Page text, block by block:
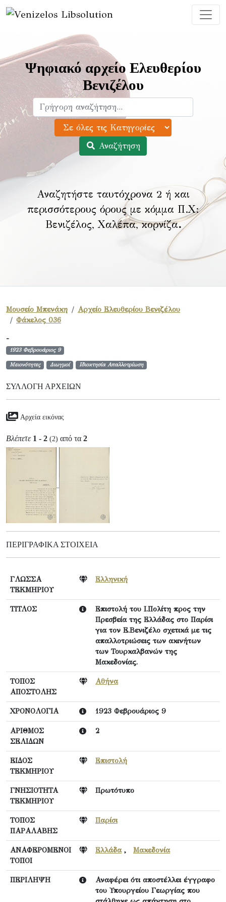
Ψηφιακό αρχείο Ελευθερίου
Βενιζέλου
Αναζήτηση
Αναζητήστε ταυτόχρονα 2 ή και
περισσότερους όρους με κόμμα Π.Χ:
Βενιζέλος, Χαλέπα, κορνίζα.
Μουσείο Μπενάκη
Αρχείο Ελευθερίου Βενιζέλου
Φάκελος 036
-
1923 Φεβρουάριος 9
Μειονότητες Διωγμοί Ιδιοκτησία Απαλλοτρίωση
ΣΥΛΛΟΓΉ ΑΡΧΕΊΩΝ
Αρχεία εικόνας
Βλέπετε 1 - 2 (2) από τα 2
ΠΕΡΙΓΡΑΦΙΚΆ ΣΤΟΙΧΕΊΑ
ΓΛΩΣΣΑ
ΤΕΚΜΗΡΙΟΥ
Ελληνική
ΤΙΤΛΟΣ
Επιστολή του Ι.Πολίτη προς την
Πρεσβεία της Ελλάδας στο Παρίσι
για τον Ε.Βενιζέλο σχετικά με τις
απαλλοτριώσεις των ακινήτων
των Τουρκαλβανών της
Μακεδονίας.
ΤΟΠΟΣ
ΑΠΟΣΤΟΛΗΣ
Αθήνα
ΧΡΟΝΟΛΟΓΙΑ 1923 Φεβρουάριος 9
ΑΡΙΘΜΟΣ
ΣΕΛΙΔΩΝ
2
ΕΙΔΟΣ
ΤΕΚΜΗΡΙΟΥ
Επιστολή
ΓΝΗΣΙΟΤΗΤΑ
ΤΕΚΜΗΡΙΟΥ
Πρωτότυπο
ΤΟΠΟΣ
ΠΑΡΑΛΑΒΗΣ
Παρίσι
ΑΝΑΦΕΡΟΜΕΝΟΙ
ΤΟΠΟΙ
Ελλάδα, Μακεδονία
ΠΕΡΙΛΗΨΗ
Αναφέρει ότι αποστέλλει έγγραφο
του Υπουργείου Γεωργίας που